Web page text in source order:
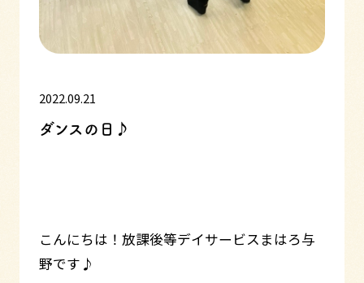
2022.09.21
ダンスの日♪
こんにちは！放課後等デイサービスまはろ与
野です♪